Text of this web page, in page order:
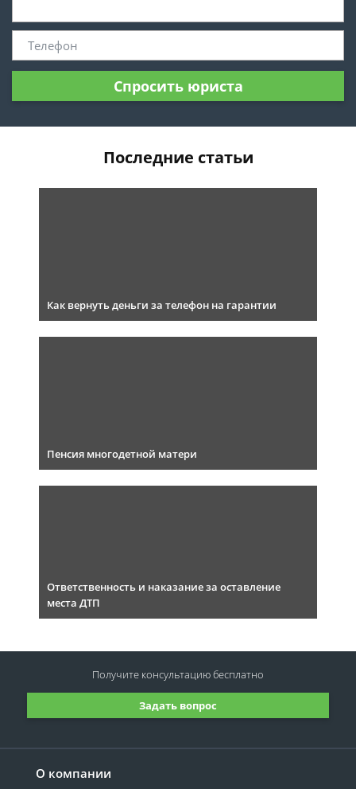
Спросить юриста
Последние статьи
Как вернуть деньги за телефон на гарантии
Пенсия многодетной матери
Ответственность и наказание за оставление
места ДТП
О компании
Задать вопрос
Получите консультациюбесплатно